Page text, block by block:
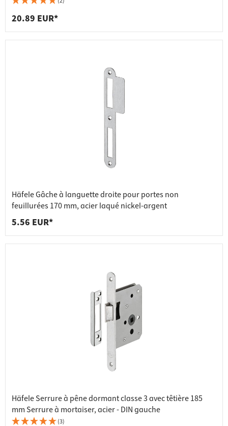
20.89 EUR*
Häfele Gâche à languette droite pour portes non
feuillurées 170 mm, acier laqué nickel-argent
5.56 EUR*
Häfele Serrure à pêne dormant classe 3 avec têtière 185
mm Serrure à mortaiser, acier - DIN gauche
(3)